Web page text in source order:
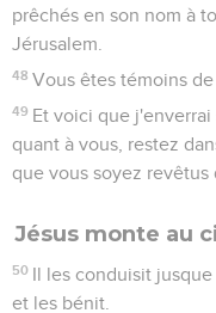
prêchés en son nom à
Jérusalem.
48 Vous êtes témoins de
49 Et voici que j'enverrai
quant à vous, restez
que vous soyez revêtus
Jésus monte au
50 Il les conduisit
et les bénit.